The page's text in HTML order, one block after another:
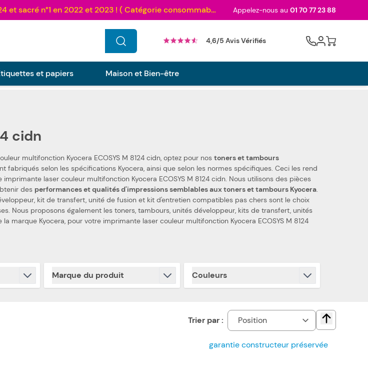
Au palmarès des meilleurs sites en 2024 et sacré n°1 en 2022 et 2023 ! ( Catégorie consommables) Appelez-nous au 01 70 77 23 88
4,6/5 Avis Vérifiés Cart
et papiers Maison et Bien-être
cidn
multifonction Kyocera ECOSYS M 8124 cidn, optez pour nos toners et tambours
Kyocera, ainsi que selon les normes spécifiques. Ceci les rend
laser couleur multifonction Kyocera ECOSYS M 8124 cidn. Nous utilisons des pièces
des performances et qualités d'impressions semblables aux toners et tambours Kyocera.
kit de transfert, unité de fusion et kit d'entretien compatibles pas chers sont le choix
les toners, tambours, unités développeur, kits de transfert, unités
marque Kyocera, pour votre imprimante laser couleur multifonction Kyocera ECOSYS M 8124
Marque du produit
filter
Couleurs
filter
Trier par : Change
garantie constructeur préservée